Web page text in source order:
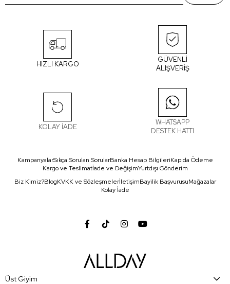
HIZLI KARGO
GÜVENLİ
ALIŞVERİŞ
KOLAY İADE
WHATSAPP
DESTEK HATTI
KampanyalarSıkça Sorulan SorularBanka Hesap BilgileriKapıda Ödeme
Kargo ve Teslimatİade ve DeğişimYurtdışı Gönderim
Biz Kimiz?BlogKVKK ve SözleşmelerİletişimBayilik BaşvurusuMağazalar
Kolay İade
Üst Giyim